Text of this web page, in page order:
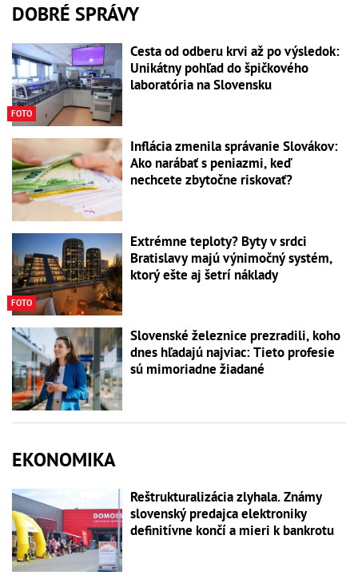
DOBRÉ SPRÁVY
FOTO
Cesta od odberu krvi až po výsledok:
Unikátny pohľad do špičkového
laboratória na Slovensku
Inflácia zmenila správanie Slovákov:
Ako narábať s peniazmi, keď
nechcete zbytočne riskovať?
FOTO
Extrémne teploty? Byty v srdci
Bratislavy majú výnimočný systém,
ktorý ešte aj šetrí náklady
Slovenské železnice prezradili, koho
dnes hľadajú najviac: Tieto profesie
sú mimoriadne žiadané
EKONOMIKA
Reštrukturalizácia zlyhala. Známy
slovenský predajca elektroniky
definitívne končí a mieri k bankrotu